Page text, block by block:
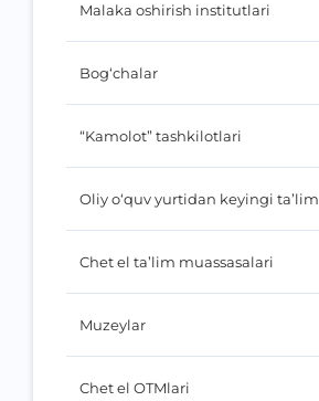
Malaka oshirish institutlari
Bog‘chalar
“Kamolot” tashkilotlari
Oliy o‘quv yurtidan keyingi ta’lim
Chet el ta’lim muassasalari
Muzeylar
Chet el OTMlari